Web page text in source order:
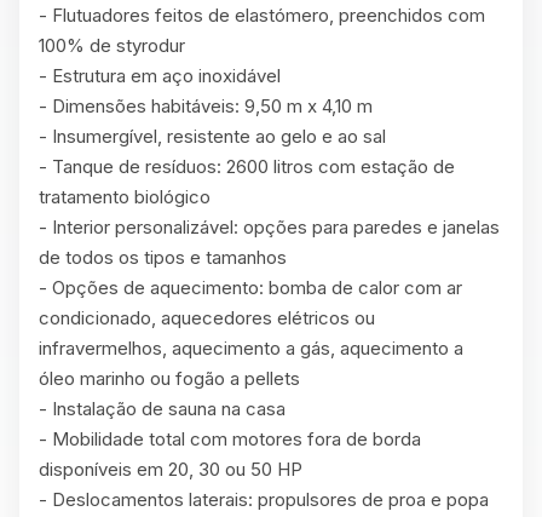
- Flutuadores feitos de elastómero, preenchidos com
100% de styrodur
- Estrutura em aço inoxidável
- Dimensões habitáveis: 9,50 m x 4,10 m
- Insumergível, resistente ao gelo e ao sal
- Tanque de resíduos: 2600 litros com estação de
tratamento biológico
- Interior personalizável: opções para paredes e janelas
de todos os tipos e tamanhos
- Opções de aquecimento: bomba de calor com ar
condicionado, aquecedores elétricos ou
infravermelhos, aquecimento a gás, aquecimento a
óleo marinho ou fogão a pellets
- Instalação de sauna na casa
- Mobilidade total com motores fora de borda
disponíveis em 20, 30 ou 50 HP
- Deslocamentos laterais: propulsores de proa e popa